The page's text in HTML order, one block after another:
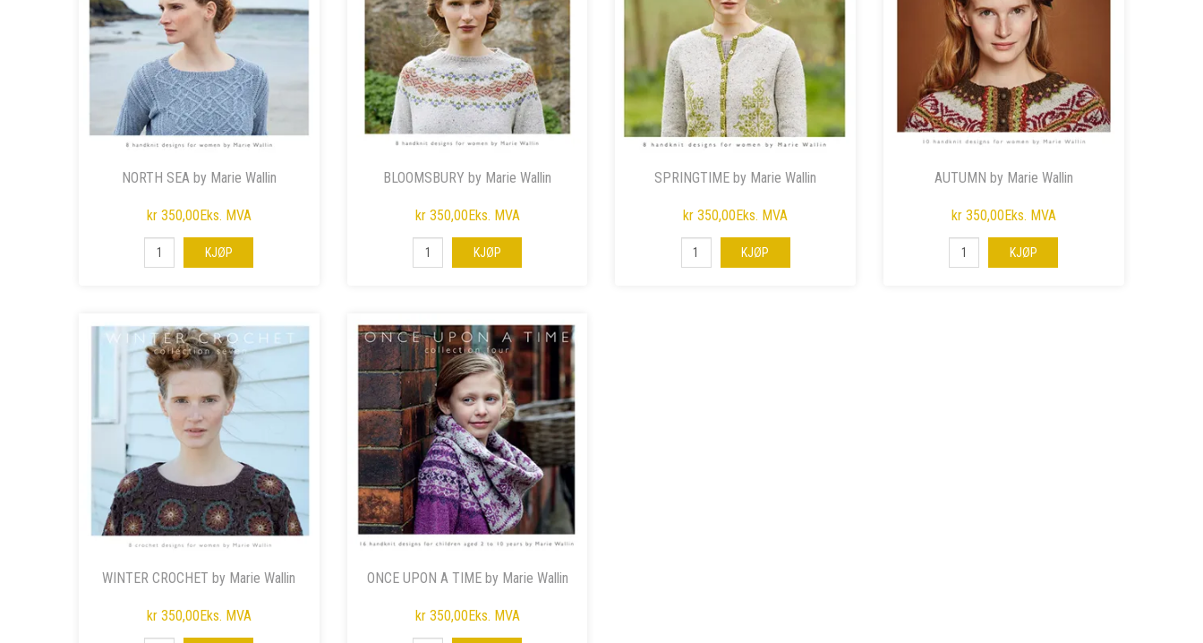
NORTH SEA by Marie Wallin
kr 350,00Eks. MVA
KJØP
BLOOMSBURY by Marie Wallin
kr 350,00Eks. MVA
KJØP
SPRINGTIME by Marie Wallin
kr 350,00Eks. MVA
KJØP
AUTUMN by Marie Wallin
kr 350,00Eks. MVA
KJØP
WINTER CROCHET by Marie Wallin
kr 350,00 Eks. MVA
ONCE UPON A TIME by Marie Wallin
kr 350,00 Eks. MVA